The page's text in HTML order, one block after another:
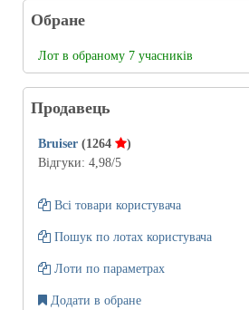
Обране
Лот в обраному 7 учасників
Продавець
Bruiser (1264
)
Відгуки: 4,98/5
Всі товари користувача
Пошук по лотах користувача
Лоти по параметрах
Додати в обране